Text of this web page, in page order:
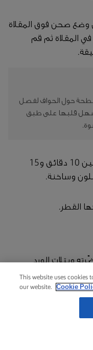
وضع صحن فوق المقلاة
المقلاة ثم قم
حول الحواف لفصل
قلبها على طبق
اخبزها في الفرن لمدة تتراوح بين 10 دقائق و15
وساخنة.
القطر.
وبتلات الورد
دافئة.
This website uses cookies
our website.
Cookie